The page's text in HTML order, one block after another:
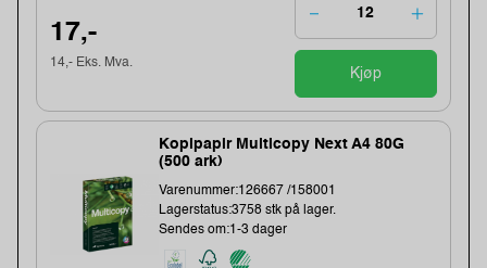
17,-
14,- Eks. Mva.
Kjøp
Kopipapir Multicopy Next A4 80G
(500 ark)
Varenummer:126667 /158001
Lagerstatus:3758 stk på lager.
Sendes om:1-3 dager